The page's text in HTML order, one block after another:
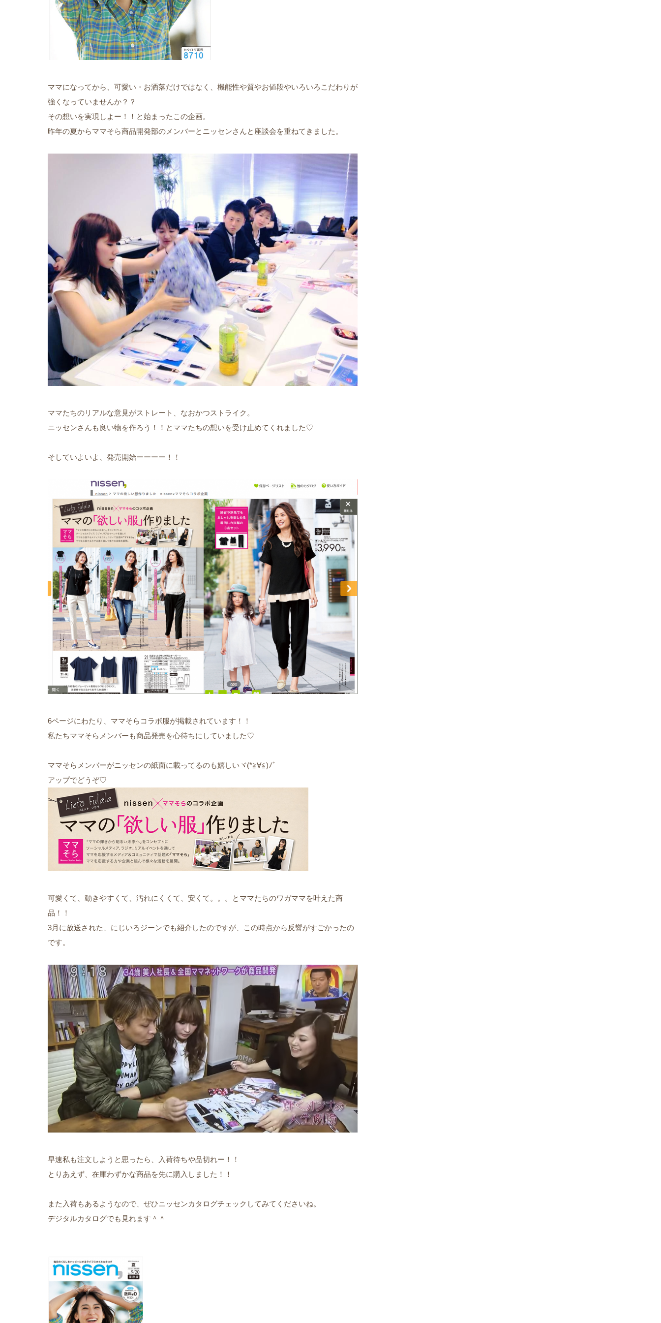
ママになってから、可愛い・お洒落だけではなく、機能性や質やお値段やいろいろこだわりが
強くなっていませんか？？
その想いを実現しよー！！と始まったこの企画。
昨年の夏からママそら商品開発部のメンバーとニッセンさんと座談会を重ねてきました。
ママたちのリアルな意見がストレート、なおかつストライク。
ニッセンさんも良い物を作ろう！！とママたちの想いを受け止めてくれました♡
そしていよいよ、発売開始ーーーー！！
6ページにわたり、ママそらコラボ服が掲載されています！！
私たちママそらメンバーも商品発売を心待ちにしていました♡
ママそらメンバーがニッセンの紙面に載ってるのも嬉しいヾ(*≧∀≦)ﾉﾞ
アップでどうぞ♡
可愛くて、動きやすくて、汚れにくくて、安くて。。。とママたちのワガママを叶えた商
品！！
3月に放送された、にじいろジーンでも紹介したのですが、この時点から反響がすごかったの
です。
早速私も注文しようと思ったら、入荷待ちや品切れー！！
とりあえず、在庫わずかな商品を先に購入しました！！
また入荷もあるようなので、ぜひニッセンカタログチェックしてみてくださいね。
デジタルカタログでも見れます＾＾